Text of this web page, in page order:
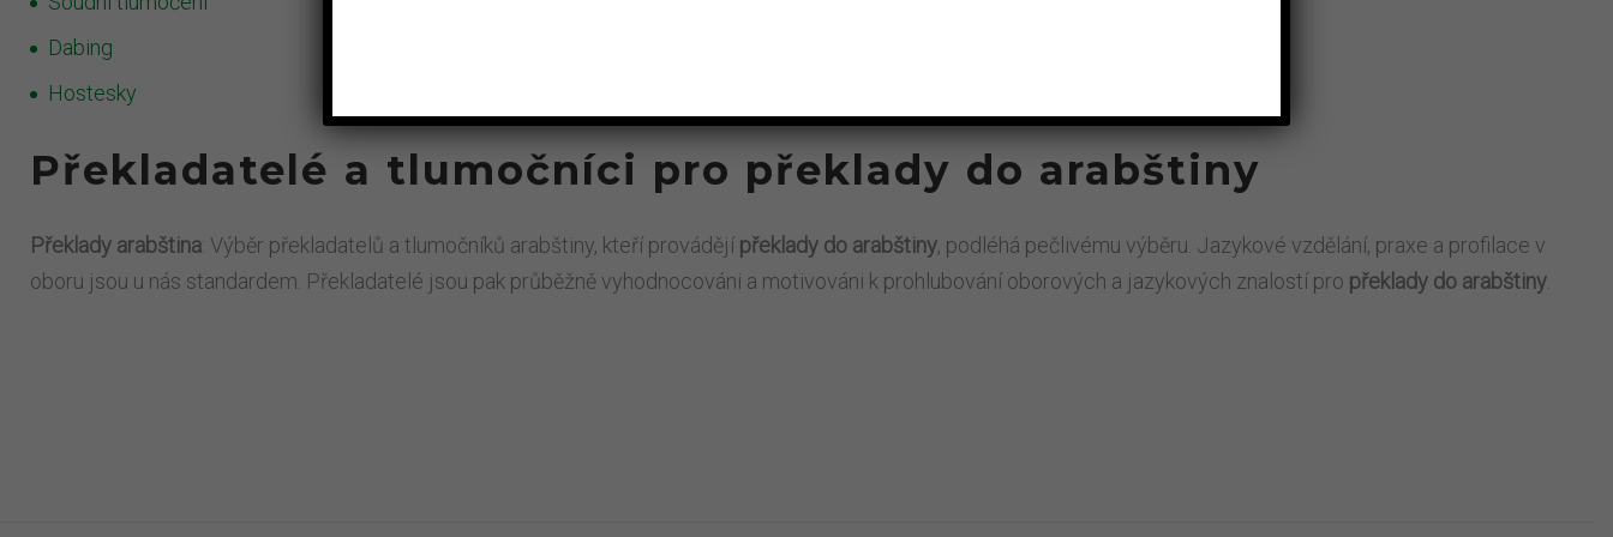
Dabing
Hostesky
Překladatelé a tlumočníci pro překlady do arabštiny
Překlady arabština: Výběr překladatelů a tlumočníků arabštiny, kteří provádějí překlady do arabštiny, podléhá pečlivému výběru. Jazykové vzdělání, praxe a profilace v
oboru jsou u nás standardem. Překladatelé jsou pak průběžně vyhodnocováni a motivováni k prohlubování oborových a jazykových znalostí pro překlady do arabštiny